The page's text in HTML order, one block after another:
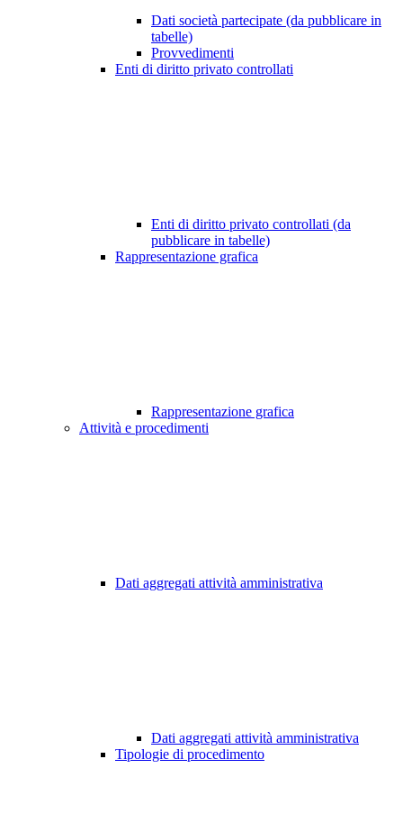
Dati società partecipate (da pubblicare in
tabelle)
Provvedimenti
Enti di diritto privato controllati
Enti di diritto privato controllati (da
pubblicare in tabelle)
Rappresentazione grafica
Rappresentazione grafica
Attività e procedimenti
Dati aggregati attività amministrativa
Dati aggregati attività amministrativa
Tipologie di procedimento